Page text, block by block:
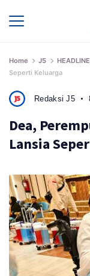
Home J5 HEADLINE
Seperti Keluarga
Redaksi J5
Dea,
Lansia